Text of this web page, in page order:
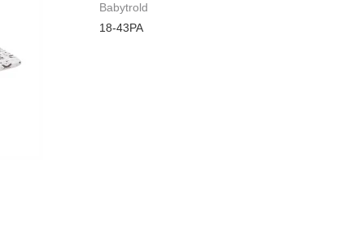
Babytrold
18-43PA